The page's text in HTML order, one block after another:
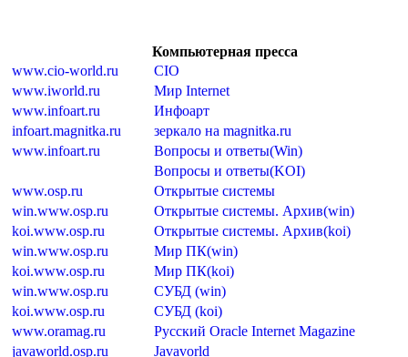
Компьютерная пресса
www.cio-world.ru
CIO
www.iworld.ru
Мир Internet
www.infoart.ru
Инфоарт
infoart.magnitka.ru
зеркало на magnitka.ru
www.infoart.ru
Вопросы и ответы(Win)
Вопросы и ответы(KOI)
www.osp.ru
Открытые системы
win.www.osp.ru
Открытые системы. Архив(win)
koi.www.osp.ru
Открытые системы. Архив(koi)
win.www.osp.ru
Мир ПК(win)
koi.www.osp.ru
Мир ПК(koi)
win.www.osp.ru
СУБД (win)
koi.www.osp.ru
СУБД (koi)
www.oramag.ru
Русский Oracle Internet Magazine
javaworld.osp.ru
Javavorld